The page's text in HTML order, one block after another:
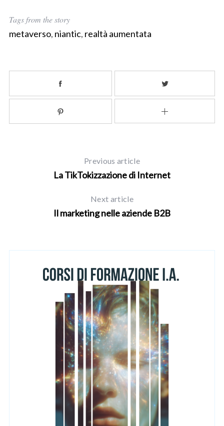
Tags from the story
metaverso, niantic, realtà aumentata
Previous article
La TikTokizzazione di Internet
Next article
Il marketing nelle aziende B2B